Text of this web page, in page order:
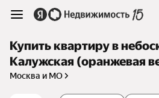
Купить квартиру в
Калужская (оранжевая
Москва и МО